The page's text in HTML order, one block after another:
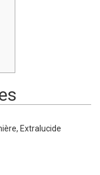
Extralucide